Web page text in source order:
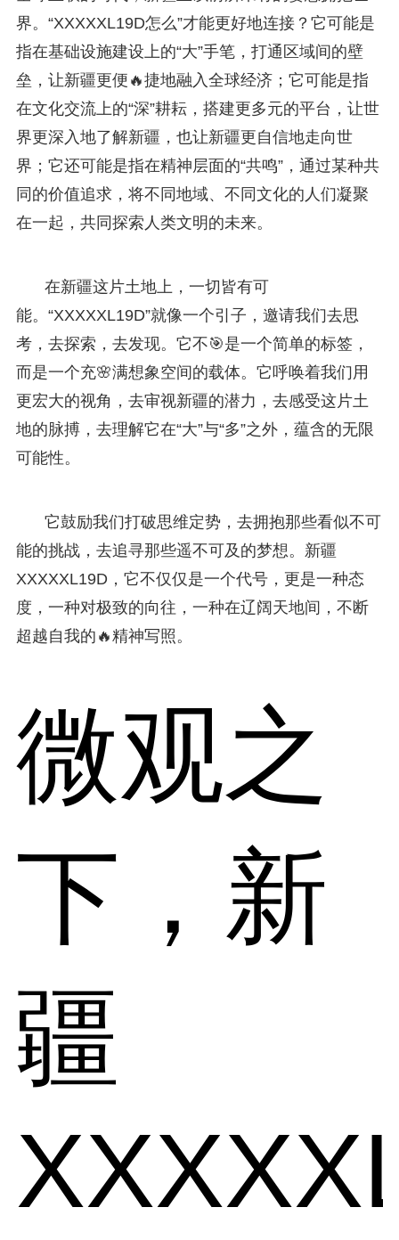
界。“XXXXXL19D怎么”才能更好地连接？它可能是
指在基础设施建设上的“大”手笔，打通区域间的壁
垒，让新疆更便🔥捷地融入全球经济；它可能是指
在文化交流上的“深”耕耘，搭建更多元的平台，让世
界更深入地了解新疆，也让新疆更自信地走向世
界；它还可能是指在精神层面的“共鸣”，通过某种共
同的价值追求，将不同地域、不同文化的人们凝聚
在一起，共同探索人类文明的未来。
在新疆这片土地上，一切皆有可
能。“XXXXXL19D”就像一个引子，邀请我们去思
考，去探索，去发现。它不🎯是一个简单的标签，
而是一个充🌸满想象空间的载体。它呼唤着我们用
更宏大的视角，去审视新疆的潜力，去感受这片土
地的脉搏，去理解它在“大”与“多”之外，蕴含的无限
可能性。
它鼓励我们打破思维定势，去拥抱那些看似不可
能的挑战，去追寻那些遥不可及的梦想。新疆
XXXXXL19D，它不仅仅是一个代号，更是一种态
度，一种对极致的向往，一种在辽阔天地间，不断
超越自我的🔥精神写照。
微观之
下，新
疆